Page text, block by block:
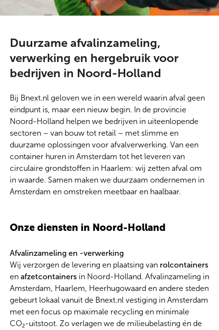
Duurzame afvalinzameling,
verwerking en hergebruik voor
bedrijven in Noord-Holland
Bij Bnext.nl geloven we in een wereld waarin afval geen
eindpunt is, maar een nieuw begin. In de provincie
Noord-Holland helpen we bedrijven in uiteenlopende
sectoren – van bouw tot retail – met slimme en
duurzame oplossingen voor afvalverwerking. Van een
container huren in Amsterdam tot het leveren van
circulaire grondstoffen in Haarlem: wij zetten afval om
in waarde. Samen maken we duurzaam ondernemen in
Amsterdam en omstreken meetbaar en haalbaar.
Onze diensten in Noord-Holland
Afvalinzameling en -verwerking
Wij verzorgen de levering en plaatsing van rolcontainers
en afzetcontainers in Noord-Holland. Afvalinzameling in
Amsterdam, Haarlem, Heerhugowaard en andere steden
gebeurt lokaal vanuit de Bnext.nl vestiging in Amsterdam
met een focus op maximale recycling en minimale
CO₂-uitstoot. Zo verlagen we de milieubelasting én de